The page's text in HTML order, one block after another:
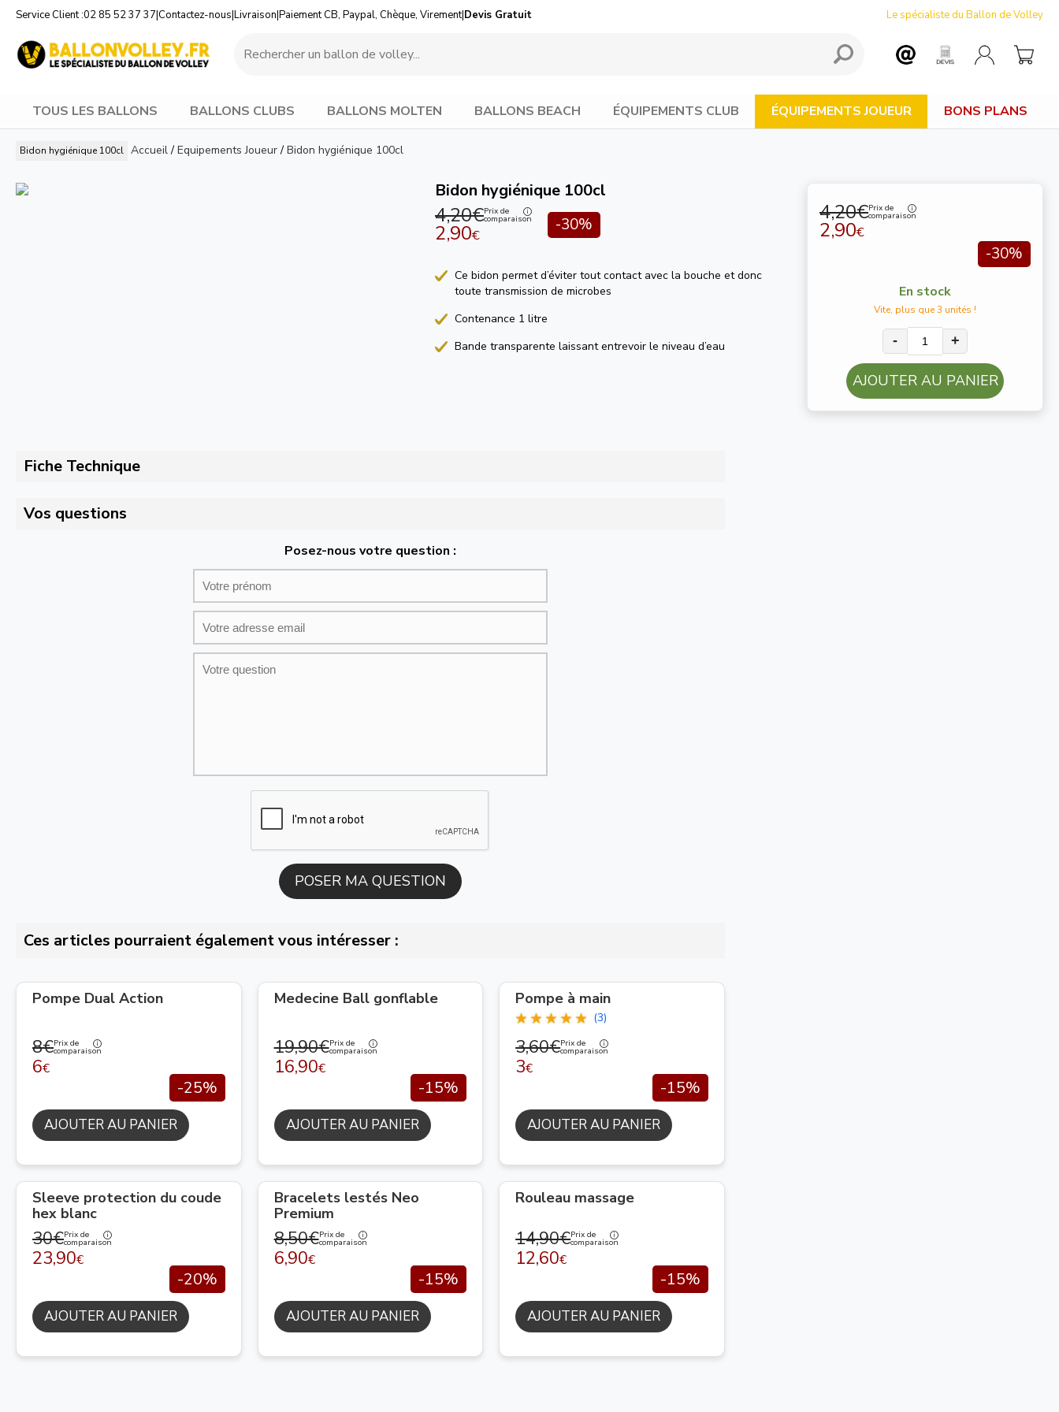
Service Client :02 85 52 37 37|Contactez-nous|Livraison|Paiement CB, Paypal, Chèque, Virement|Devis Gratuit Le spécialiste du Ballon de Volley
TOUS LES BALLONS BALLONS CLUBS BALLONS MOLTEN BALLONS BEACH ÉQUIPEMENTS CLUB ÉQUIPEMENTS JOUEUR BONS PLANS
Bidon hygiénique 100cl Accueil / Equipements Joueur / Bidon hygiénique 100cl
4,20€Prix de
comparaison
2,90€
-30%
En stock
Vite, plus que 3 unités !
- +
AJOUTER AU PANIER
Bidon hygiénique 100cl
4,20€Prix de
comparaison
2,90€ -30%
Ce bidon permet d’éviter tout contact avec la bouche et donc
toute transmission de microbes
Contenance 1 litre
Bande transparente laissant entrevoir le niveau d’eau
Fiche Technique
Vos questions
Posez-nous votre question :
Ces articles pourraient également vous intéresser :
Pompe Dual Action
8€Prix de
comparaison
6€
-25%
AJOUTER AU PANIER
Medecine Ball gonflable
19,90€Prix de
comparaison
16,90€
-15%
AJOUTER AU PANIER
Pompe à main
(3)
3,60€Prix de
comparaison
3€
-15%
AJOUTER AU PANIER
Sleeve protection du coude
hex blanc
30€Prix de
comparaison
23,90€
-20%
AJOUTER AU PANIER
Bracelets lestés Neo
Premium
8,50€Prix de
comparaison
6,90€
-15%
AJOUTER AU PANIER
Rouleau massage
14,90€Prix de
comparaison
12,60€
-15%
AJOUTER AU PANIER